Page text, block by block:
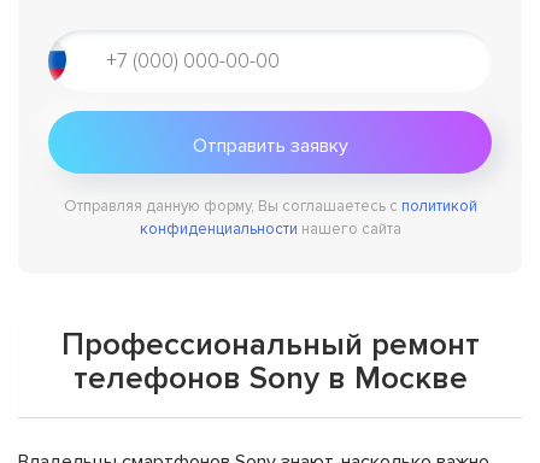
Отправляя данную форму, Вы соглашаетесь с политикой
конфиденциальности нашего сайта
Профессиональный ремонт
телефонов Sony в Москве